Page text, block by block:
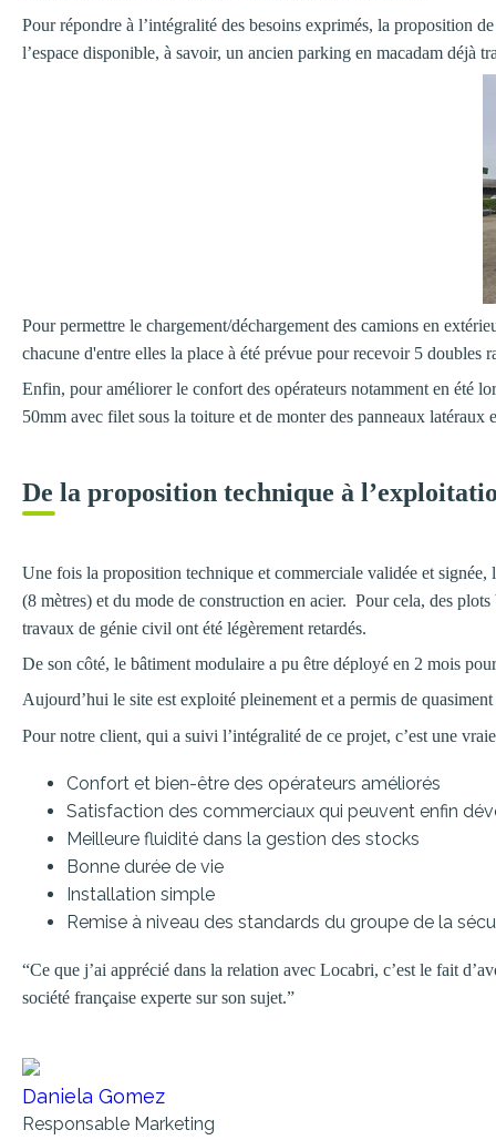
Pour répondre à l’intégralité des besoins exprimés, la proposition
l’espace disponible, à savoir, un ancien parking en macadam déjà
Pour permettre le chargement/déchargement des camions en
chacune d'entre elles la place à été prévue pour recevoir 5 doubles
Enfin, pour améliorer le confort des opérateurs notamment en été
50mm avec filet sous la toiture et de monter des panneaux latéraux
De la proposition technique à
Une fois la proposition technique et commerciale validée et
(8 mètres) et du mode de construction en acier. Pour cela, des
travaux de génie civil ont été légèrement retardés.
De son côté, le bâtiment modulaire a pu être déployé en 2 mois
Aujourd’hui le site est exploité pleinement et a permis de
Pour notre client, qui a suivi l’intégralité de ce projet, c’est une
Confort et bien-être des opérateurs améliorés
Satisfaction des commerciaux qui peuvent enfin
Meilleure fluidité dans la gestion des stocks
Bonne durée de vie
Installation simple
Remise à niveau des standards du groupe de la
“Ce que j’ai apprécié dans la relation avec Locabri, c’est le fait
société française experte sur son sujet.”
Daniela Gomez
Responsable Marketing